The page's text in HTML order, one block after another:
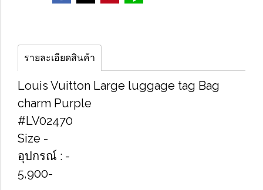
รายละเอียดสินค้า
Louis Vuitton Large luggage tag Bag
charm Purple
#LV02470
Size​ -
อุปกรณ์​ : -
5,900-